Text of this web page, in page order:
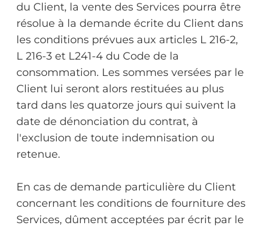
du Client, la vente des Services pourra être
résolue à la demande écrite du Client dans
les conditions prévues aux articles L 216-2,
L 216-3 et L241-4 du Code de la
consommation. Les sommes versées par le
Client lui seront alors restituées au plus
tard dans les quatorze jours qui suivent la
date de dénonciation du contrat, à
l'exclusion de toute indemnisation ou
retenue.
En cas de demande particulière du Client
concernant les conditions de fourniture des
Services, dûment acceptées par écrit par le